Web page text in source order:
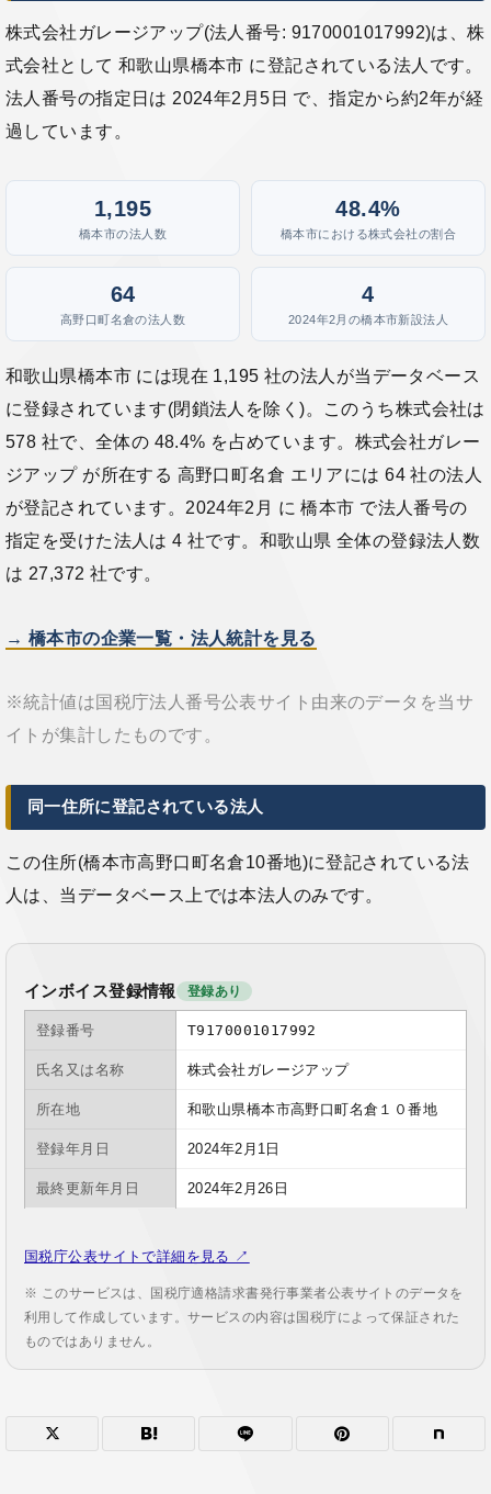
株式会社ガレージアップ(法人番号: 9170001017992)は、株
式会社として 和歌山県橋本市 に登記されている法人です。
法人番号の指定日は 2024年2月5日 で、指定から約2年が経
過しています。
1,195
橋本市の法人数
48.4%
橋本市における株式会社の割合
64
高野口町名倉の法人数
4
2024年2月の橋本市新設法人
和歌山県橋本市 には現在 1,195 社の法人が当データベース
に登録されています(閉鎖法人を除く)。このうち株式会社は
578 社で、全体の 48.4% を占めています。株式会社ガレー
ジアップ が所在する 高野口町名倉 エリアには 64 社の法人
が登記されています。2024年2月 に 橋本市 で法人番号の
指定を受けた法人は 4 社です。和歌山県 全体の登録法人数
は 27,372 社です。
→ 橋本市の企業一覧・法人統計を見る
※統計値は国税庁法人番号公表サイト由来のデータを当サ
イトが集計したものです。
同一住所に登記されている法人
この住所(橋本市高野口町名倉10番地)に登記されている法
人は、当データベース上では本法人のみです。
インボイス登録情報 登録あり
登録番号 T9170001017992
氏名又は名称 株式会社ガレージアップ
所在地 和歌山県橋本市高野口町名倉１０番地
登録年月日 2024年2月1日
最終更新年月日 2024年2月26日
国税庁公表サイトで詳細を見る ↗
※ このサービスは、国税庁適格請求書発行事業者公表サイトのデータを
利用して作成しています。サービスの内容は国税庁によって保証された
ものではありません。